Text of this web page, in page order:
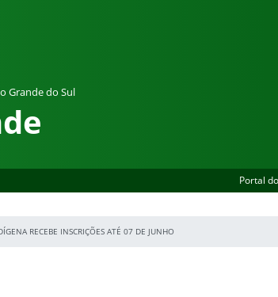
Grande do Sul
Portal
RECEBE INSCRIÇÕES ATÉ 07 DE JUNHO